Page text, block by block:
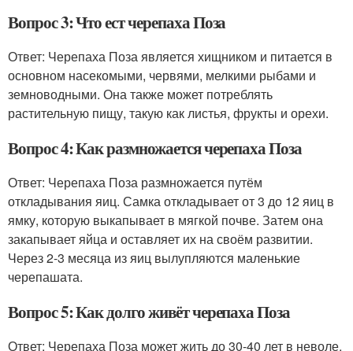
Вопрос 3: Что ест черепаха Поза
Ответ: Черепаха Поза является хищником и питается в
основном насекомыми, червями, мелкими рыбами и
земноводными. Она также может потреблять
растительную пищу, такую как листья, фрукты и орехи.
Вопрос 4: Как размножается черепаха Поза
Ответ: Черепаха Поза размножается путём
откладывания яиц. Самка откладывает от 3 до 12 яиц в
ямку, которую выкапывает в мягкой почве. Затем она
закапывает яйца и оставляет их на своём развитии.
Через 2-3 месяца из яиц вылупляются маленькие
черепашата.
Вопрос 5: Как долго живёт черепаха Поза
Ответ: Черепаха Поза может жить до 30-40 лет в неволе,